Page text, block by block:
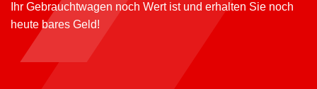
Ihr Gebrauchtwagen noch Wert ist und erhalten Sie noch
heute bares Geld!